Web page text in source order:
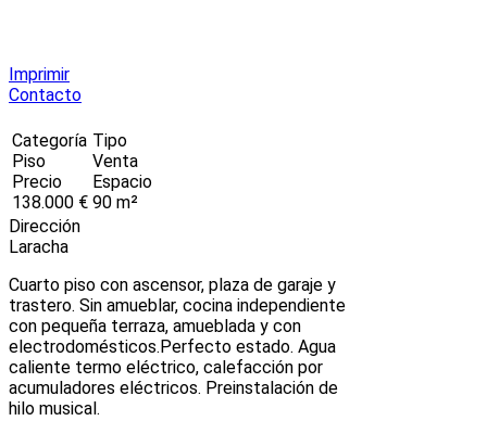
Imprimir
Contacto
Categoría
Piso
Precio
138.000 €
Tipo
Venta
Espacio
90 m²
Dirección
Laracha
Cuarto piso con ascensor, plaza de garaje y
trastero. Sin amueblar, cocina independiente
con pequeña terraza, amueblada y con
electrodomésticos.Perfecto estado. Agua
caliente termo eléctrico, calefacción por
acumuladores eléctricos. Preinstalación de
hilo musical.